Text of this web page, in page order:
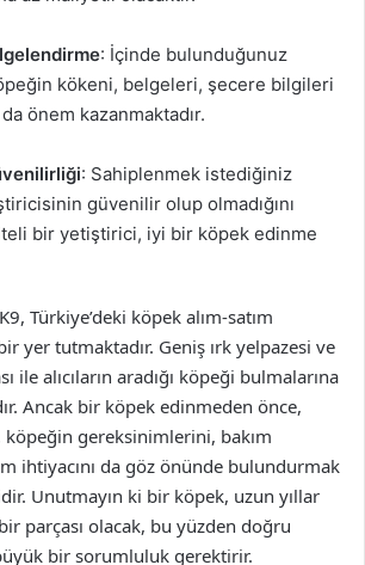
: İçinde bulunduğunuz
kökeni, belgeleri, şecere bilgileri
önem kazanmaktadır.
: Sahiplenmek istediğiniz
güvenilir olup olmadığını
bir yetiştirici, iyi bir köpek edinme
Türkiye’deki köpek alım-satım
yer tutmaktadır. Geniş ırk yelpazesi ve
ile alıcıların aradığı köpeği bulmalarına
Ancak bir köpek edinmeden önce,
köpeğin gereksinimlerini, bakım
ihtiyacını da göz önünde bulundurmak
Unutmayın ki bir köpek, uzun yıllar
parçası olacak, bu yüzden doğru
bir sorumluluk gerektirir.